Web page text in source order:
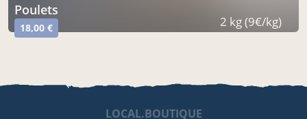
poulets
18,00 € 2 kg (9€/kg)
LOCAL.BOUTIQUE